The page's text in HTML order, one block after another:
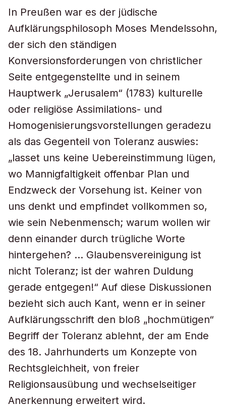
In Preußen war es der jüdische
Aufklärungsphilosoph Moses Mendelssohn,
der sich den ständigen
Konversionsforderungen von christlicher
Seite entgegenstellte und in seinem
Hauptwerk „Jerusalem“ (1783) kulturelle
oder religiöse Assimilations- und
Homogenisierungsvorstellungen geradezu
als das Gegenteil von Toleranz auswies:
„lasset uns keine Uebereinstimmung lügen,
wo Mannigfaltigkeit offenbar Plan und
Endzweck der Vorsehung ist. Keiner von
uns denkt und empfindet vollkommen so,
wie sein Nebenmensch; warum wollen wir
denn einander durch trügliche Worte
hintergehen? … Glaubensvereinigung ist
nicht Toleranz; ist der wahren Duldung
gerade entgegen!“ Auf diese Diskussionen
bezieht sich auch Kant, wenn er in seiner
Aufklärungsschrift den bloß „hochmütigen“
Begriff der Toleranz ablehnt, der am Ende
des 18. Jahrhunderts um Konzepte von
Rechtsgleichheit, von freier
Religionsausübung und wechselseitiger
Anerkennung erweitert wird.